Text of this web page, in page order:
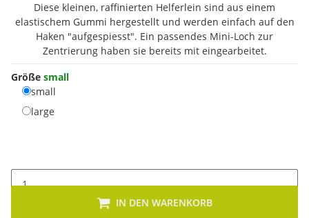
Diese kleinen, raffinierten Helferlein sind aus einem
elastischem Gummi hergestellt und werden einfach auf den
Haken "aufgespiesst". Ein passendes Mini-Loch zur
Zentrierung haben sie bereits mit eingearbeitet.
Größe small
small
large
IN DEN WARENKORB